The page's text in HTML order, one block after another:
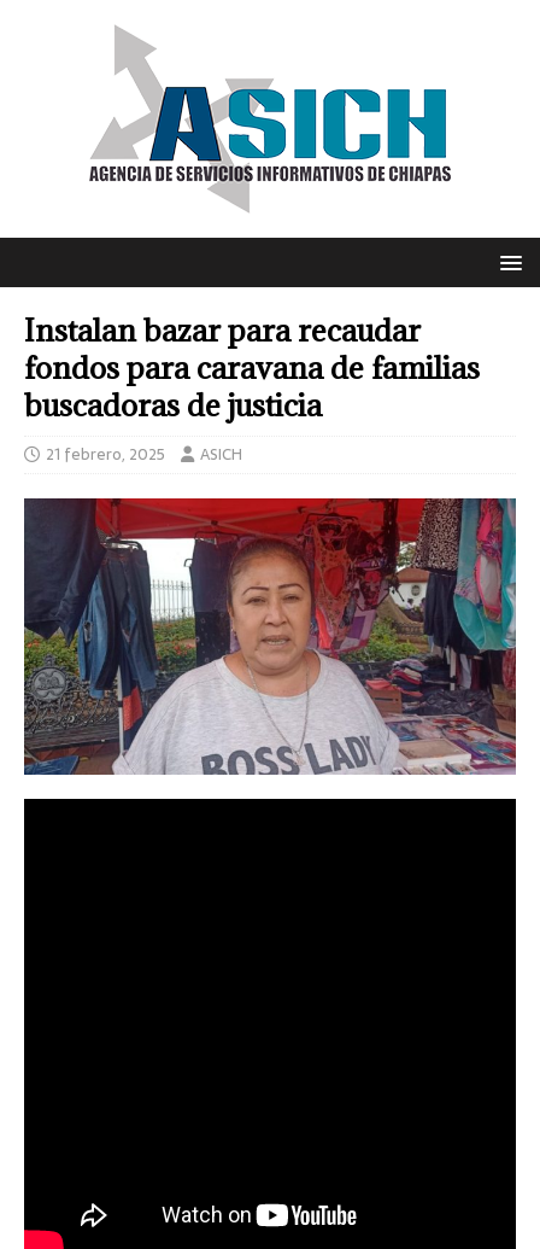
Instalan bazar para recaudar
fondos para caravana de familias
buscadoras de justicia
21 febrero, 2025 ASICH